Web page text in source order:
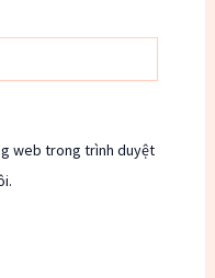
web trong trình duyệt